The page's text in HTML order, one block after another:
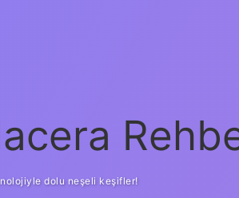
dolu neşeli keşifler!